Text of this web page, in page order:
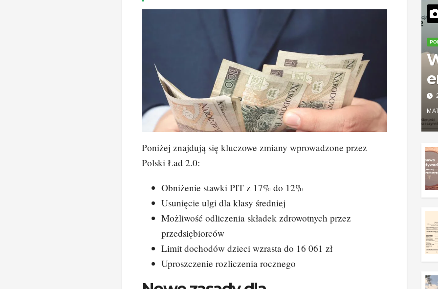
Poniżej znajdują się kluczowe zmiany wprowadzone przez
Polski Ład 2.0:
Obniżenie stawki PIT z 17% do 12%
Usunięcie ulgi dla klasy średniej
Możliwość odliczenia składek zdrowotnych przez
przedsiębiorców
Limit dochodów dzieci wzrasta do 16 061 zł
Uproszczenie rozliczenia rocznego